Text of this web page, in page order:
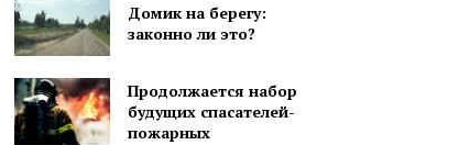
Домик на берегу:
законно ли это?
Продолжается набор
будущих спасателей-
пожарных